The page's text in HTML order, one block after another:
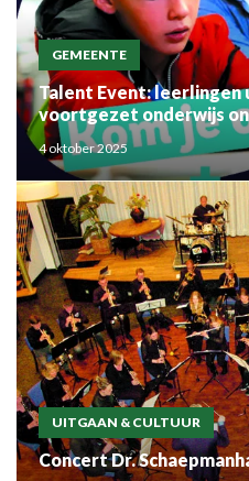
GEMEENTE
Talent Event: leerlingen
voortgezet onderwijs
de regio
4 oktober 2025
UITGAAN & CULTUUR
Concert Dr.